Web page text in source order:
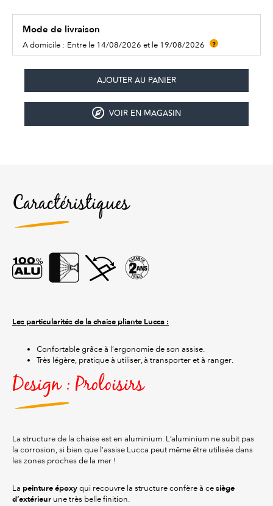
Mode de livraison
A domicile : Entre le 14/08/2026 et le 19/08/2026 ?
VOIR EN MAGASIN
Caractéristiques
Les particularités de la chaise pliante Lucca :
Confortable grâce à l’ergonomie de son assise.
Très légère, pratique à utiliser, à transporter et à ranger.
Design : Proloisirs
La structure de la chaise est en aluminium. L’aluminium ne subit pas
la corrosion, si bien que l’assise Lucca peut même être utilisée dans
les zones proches de la mer !
La peinture époxy qui recouvre la structure confère à ce siège
d’extérieur une très belle finition.